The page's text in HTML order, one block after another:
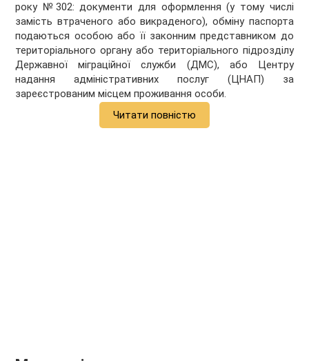
року №302: документи для оформлення (у тому числі
замість втраченого або викраденого), обміну паспорта
подаються особою або її законним представником до
територіального органу або територіального підрозділу
Державної міграційної служби (ДМС), або Центру
надання адміністративних послуг (ЦНАП) за
зареєстрованим місцем проживання особи.
Читати повністю